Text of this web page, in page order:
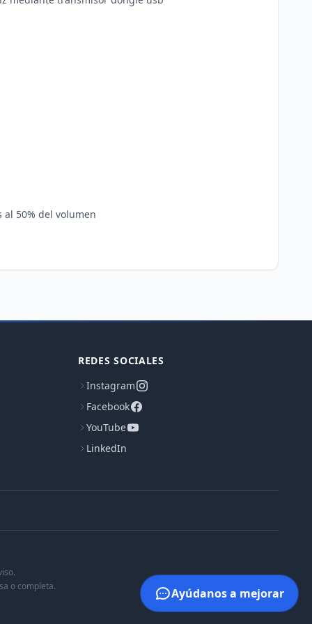
50% del volumen
REDES SOCIALES
Instagram
Facebook
YouTube
LinkedIn
o completa.
Ayúdanos a mejorar